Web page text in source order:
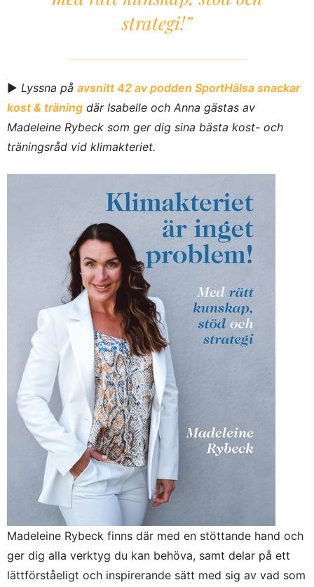
strategi!”
► Lyssna på avsnitt 42 av podden SportHälsa snackar
kost & träning där Isabelle och Anna gästas av
Madeleine Rybeck som ger dig sina bästa kost- och
träningsråd vid klimakteriet.
Madeleine Rybeck finns där med en stöttande hand och
ger dig alla verktyg du kan behöva, samt delar på ett
lättförståeligt och inspirerande sätt med sig av vad som